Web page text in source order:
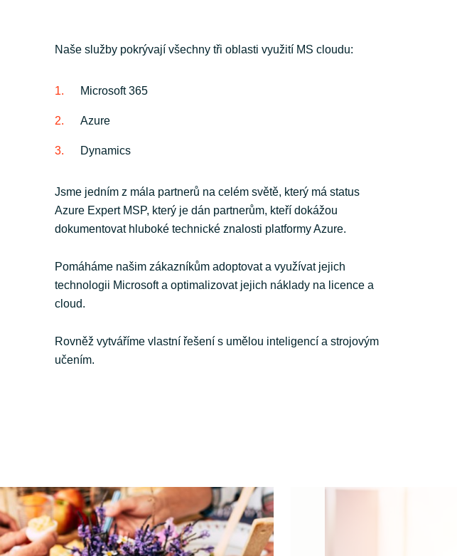
Naše služby pokrývají všechny tři oblasti využití MS cloudu:
Microsoft 365
Azure
Dynamics
Jsme jedním z mála partnerů na celém světě, který má status
Azure Expert MSP, který je dán partnerům, kteří dokážou
dokumentovat hluboké technické znalosti platformy Azure.
Pomáháme našim zákazníkům adoptovat a využívat jejich
technologii Microsoft a optimalizovat jejich náklady na licence a
cloud.
Rovněž vytváříme vlastní řešení s umělou inteligencí a strojovým
učením.